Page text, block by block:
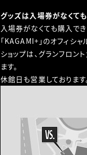
グッズは入場券がなくて
入場券がなくても購入でき
「KAGAMI+」のオフィシ
ショップは、グランフロ
ます。
休館日も営業しております